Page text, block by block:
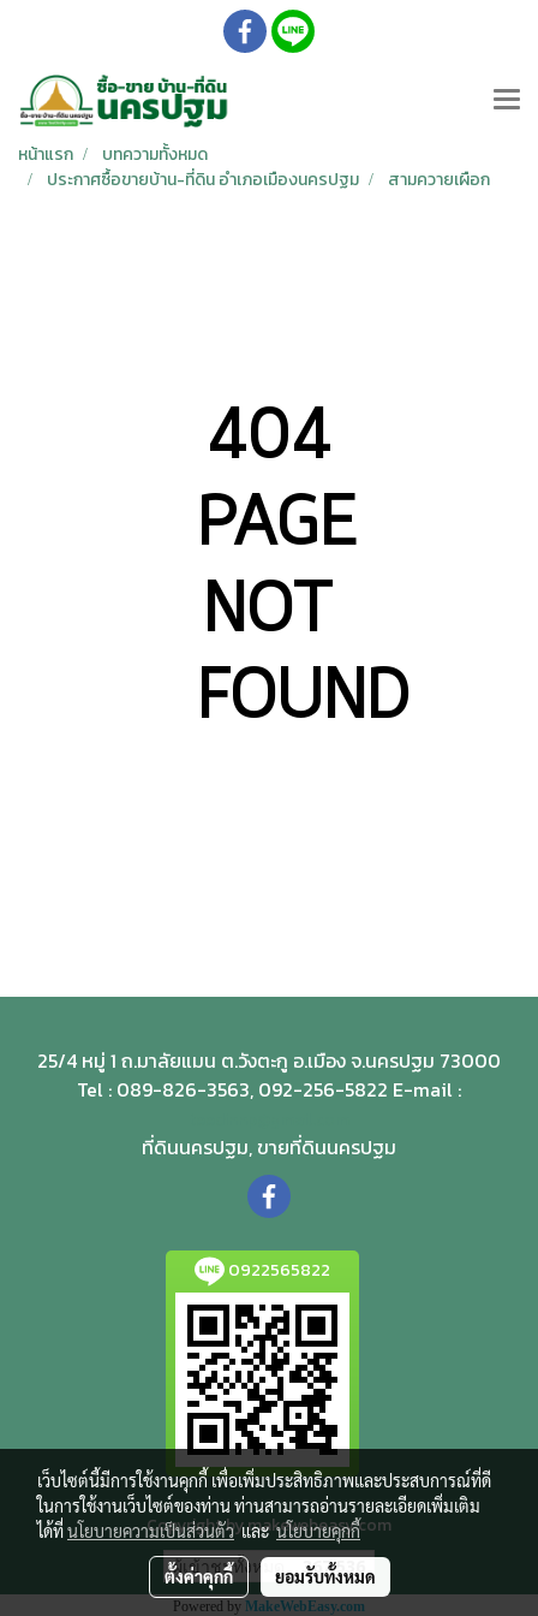
หน้าแรก
บทความทั้งหมด
ประกาศซื้อขายบ้าน-ที่ดิน อำเภอเมืองนครปฐม
สามควายเผือก
404
PAGE
NOT
FOUND
25/4 หมู่ 1 ถ.มาลัยแมน ต.วังตะกู อ.เมือง จ.นครปฐม 73000
Tel : 089-826-3563, 092-256-5822 E-mail :
ที่ดินนครปฐม, ขายที่ดินนครปฐม
0922565822
Copyright by makewebeasy.com
ผู้เข้าชมทั้งหมด 367,536
Powered by MakeWebEasy.com
เว็บไซต์นี้มีการใช้งานคุกกี้ เพื่อเพิ่มประสิทธิภาพและประสบการณ์ที่ดี
ในการใช้งานเว็บไซต์ของท่าน ท่านสามารถอ่านรายละเอียดเพิ่มเติม
ได้ที่นโยบายความเป็นส่วนตัวและนโยบายคุกกี้
ตั้งค่าคุกกี้ ยอมรับทั้งหมด